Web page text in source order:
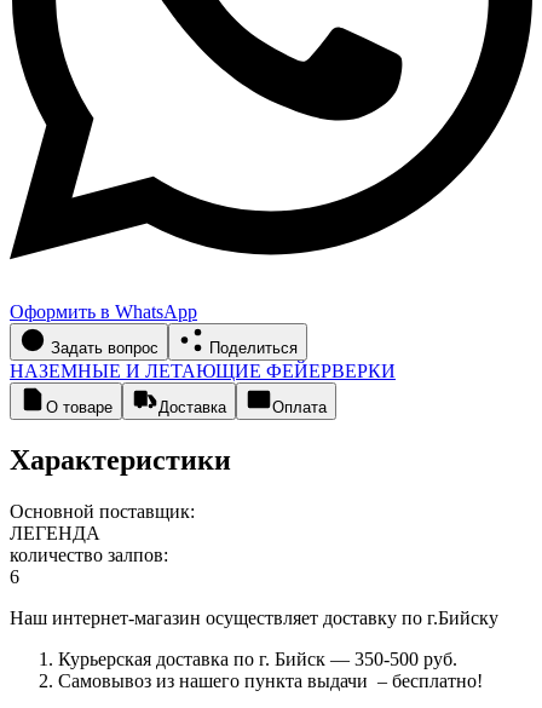
Оформить в WhatsApp
Задать вопрос Поделиться
НАЗЕМНЫЕ И ЛЕТАЮЩИЕ ФЕЙЕРВЕРКИ
О товаре Доставка Оплата
Характеристики
Основной поставщик:
ЛЕГЕНДА
количество залпов:
6
Наш интернет-магазин осуществляет доставку по г.Бийску
Курьерская доставка по г. Бийск — 350-500 руб.
Самовывоз из нашего пункта выдачи – бесплатно!